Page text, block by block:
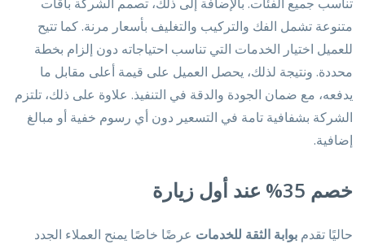
متنوعة تشمل الفك والتركيب والتغليف بأسعار مرنة. كما تتيح
للعميل اختيار الخدمات التي تناسب احتياجاته دون إلزام بخطة
محددة. ونتيجة لذلك، يحصل العميل على قيمة أعلى مقابل ما
يدفعه، مع ضمان الجودة والدقة في التنفيذ. علاوة على ذلك، تلتزم
الشركة بشفافية تامة في التسعير دون أي رسوم خفية أو مبالغ
إضافية.
خصم 35% عند أول زيارة
حاليًا تقدم بوابة الثقة للخدمات عرضًا خاصًا يمنح العملاء الجدد